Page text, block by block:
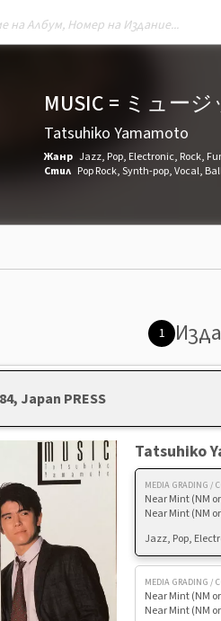
MUSIC = ミュージ
Tatsuhiko Yamamoto
Жанр Jazz,Pop,Electronic, Rock,
Стил Pop Rock,Synth-pop,Vocal,
1
Japan PRESS
Tatsuhiko
MEDIA GRADING /
Near Mint (NM
Near Mint (NM
Jazz, Pop,
MEDIA GRADING /
Near Mint (NM
Near Mint (NM